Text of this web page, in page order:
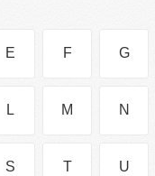
E F G
L M N
S T U